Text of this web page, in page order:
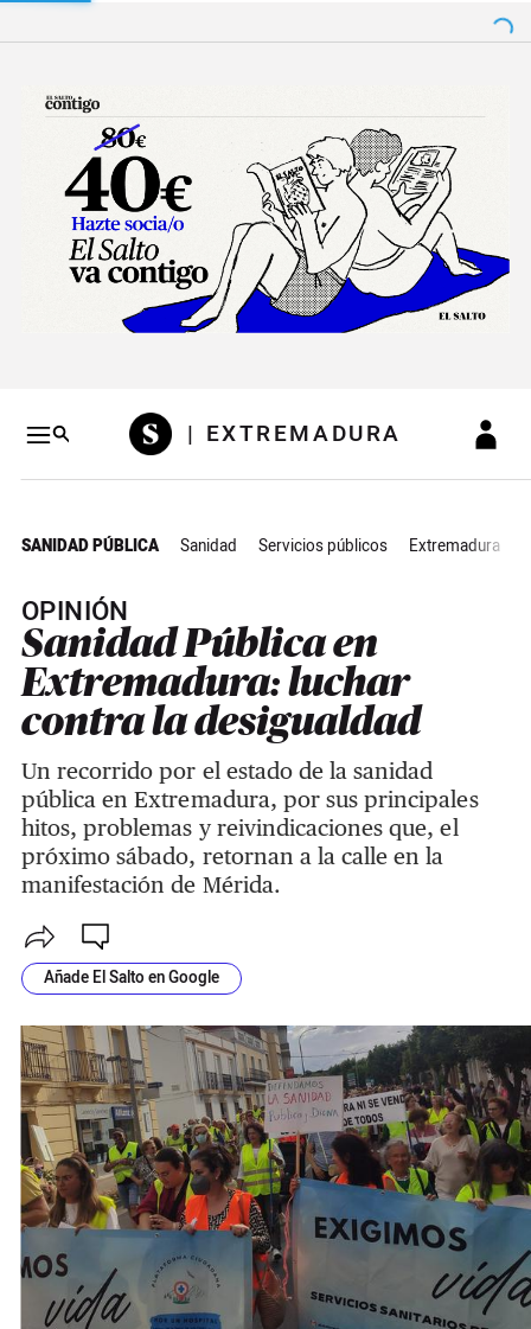
Salto a contenido
| EXTREMADURA
SANIDAD PÚBLICA Sanidad Servicios públicos Extremadura
OPINIÓN
Sanidad Pública en
Extremadura: luchar
contra la desigualdad
Un recorrido por el estado de la sanidad
pública en Extremadura, por sus principales
hitos, problemas y reivindicaciones que, el
próximo sábado, retornan a la calle en la
manifestación de Mérida.
Añade El Salto en Google